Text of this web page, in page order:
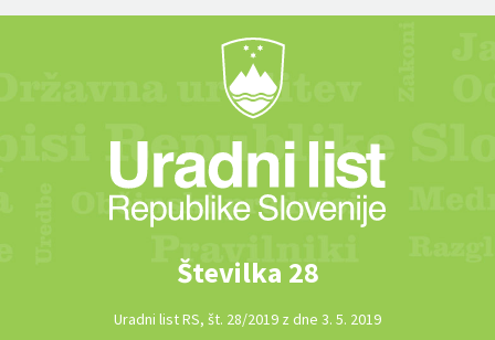
Številka 28
Uradni list RS, št. 28/2019 z dne 3. 5. 2019